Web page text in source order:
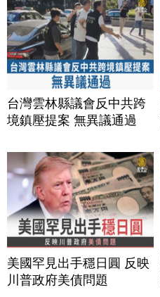
台灣雲林縣議會反中共跨
境鎮壓提案 無異議通過
美國罕見出手穩日圓 反映
川普政府美債問題